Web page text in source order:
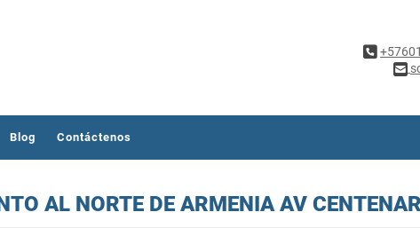
Blog Contáctenos
AL NORTE DE ARMENIA AV